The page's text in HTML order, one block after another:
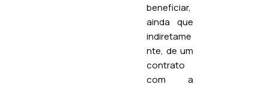
beneficiar,
ainda que
indiretame
nte, de um
contrato
com a